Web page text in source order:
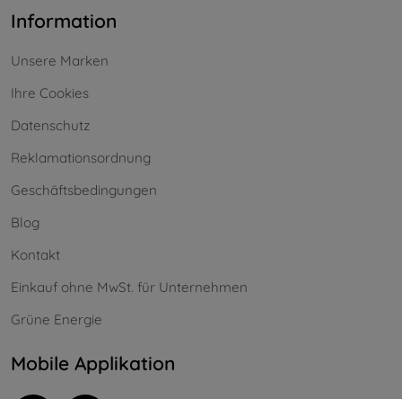
Information
Unsere Marken
Ihre Cookies
Datenschutz
Reklamationsordnung
Geschäftsbedingungen
Blog
Kontakt
Einkauf ohne MwSt. für Unternehmen
Grüne Energie
Mobile Applikation